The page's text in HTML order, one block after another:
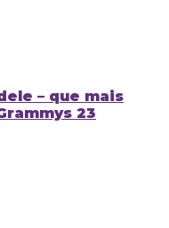
– que mais
23